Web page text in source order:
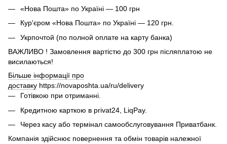
«Нова Пошта» по Україні — 100 грн
Кур'єром «Нова Пошта» по Україні — 120 грн.
Укрпочтой (по полной оплате на карту банка)
ВАЖЛИВО ! Замовлення вартістю до 300 грн післяплатою не
висилаються!
Більше інформації про
доставку https://novaposhta.ua/ru/delivery
Готівкою при отриманні.
Кредитною карткою в privat24, LiqPay.
Через касу або термінал самообслуговування Приватбанк.
Компанія здійснює повернення та обмін товарів належної